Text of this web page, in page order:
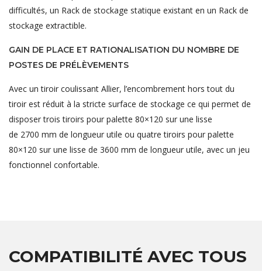
difficultés, un Rack de stockage statique existant en un Rack de
stockage extractible.
GAIN DE PLACE ET RATIONALISATION DU NOMBRE DE
POSTES DE PRÉLÈVEMENTS
Avec un tiroir coulissant Allier, l’encombrement hors tout du
tiroir est réduit à la stricte surface de stockage ce qui permet de
disposer trois tiroirs pour palette 80×120 sur une lisse
de 2700 mm de longueur utile ou quatre tiroirs pour palette
80×120 sur une lisse de 3600 mm de longueur utile, avec un jeu
fonctionnel confortable.
COMPATIBILITÉ AVEC TOUS